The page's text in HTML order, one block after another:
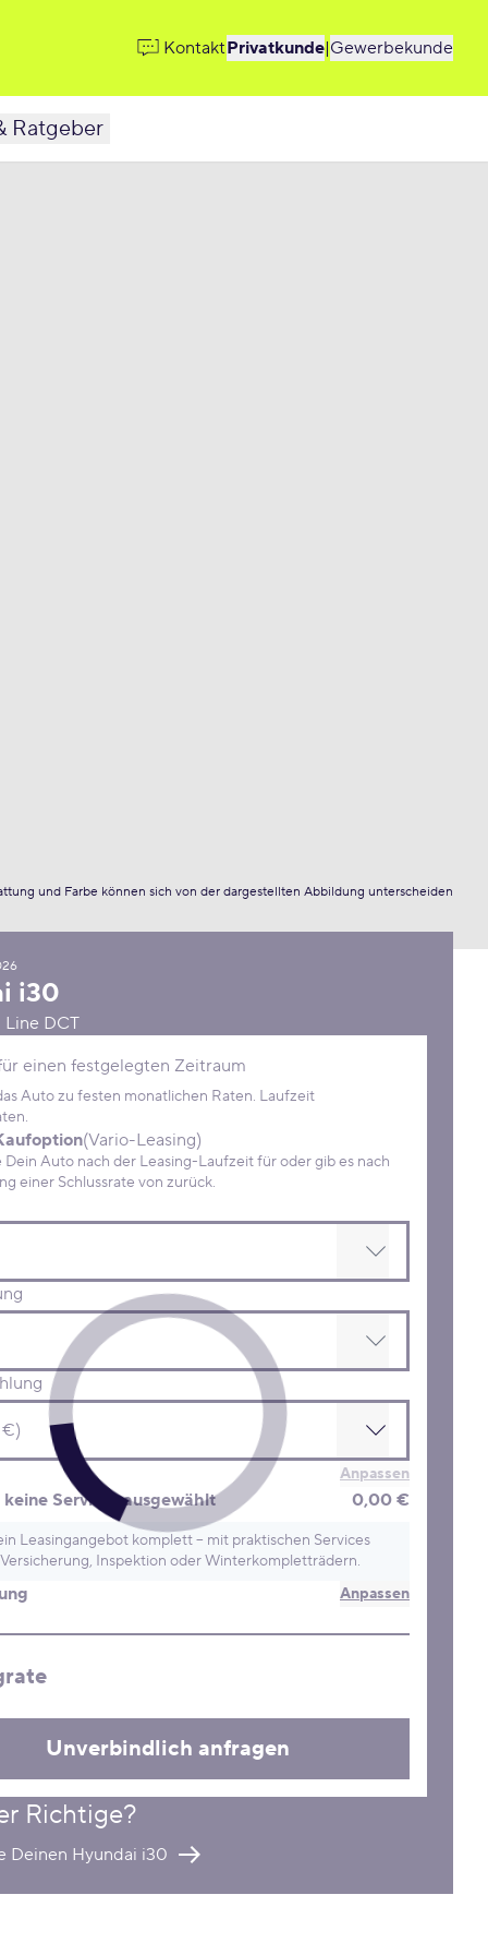
KontaktPrivatkunde|Gewerbekunde
Ratgeber
und Farbe können sich von der dargestellten Abbildung unterscheiden
i30
Line DCT
einen festgelegten Zeitraum
Auto zu festen monatlichen Raten. Laufzeit
(Vario-Leasing)
Auto nach der Leasing-Laufzeit für oder gib es nach
Zahlung einer Schlussrate von zurück.
Anpassen
Services ausgewählt 0,00 €
Leasingangebot komplett – mit praktischen Services
Inspektion oder Winterkompletträdern.
Anpassen
Unverbindlich anfragen
Richtige?
Deinen Hyundai i30